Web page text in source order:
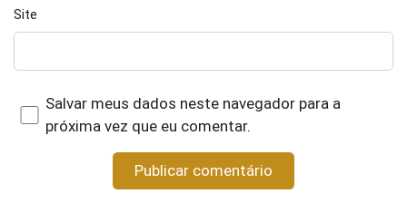
Site
Salvar meus dados neste navegador para a
próxima vez que eu comentar.